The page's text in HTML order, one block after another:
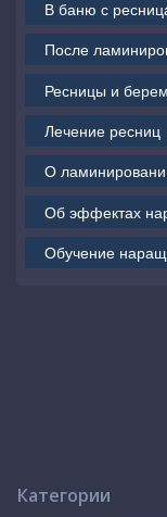
В баню с
После
Ресницы и
Лечение ресниц
О
Об эффектах
Обучение
Категории